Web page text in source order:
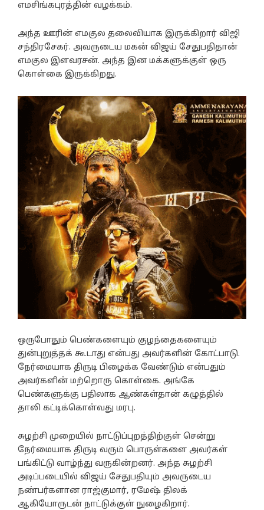
எமசிங்கபுரத்தின் வழக்கம்.
அந்த ஊரின் எமகுல தலைவியாக இருக்கிறார் விஜி
சந்திரசேகர். அவருடைய மகன் விஜய் சேதுபதிதான்
எமகுல இளவரசன். அந்த இன மக்களுக்குள் ஒரு
கொள்கை இருக்கிறது.
ஒருபோதும் பெண்களையும் குழந்தைகளையும்
துன்புறுத்தக் கூடாது என்பது அவர்களின் கோட்பாடு.
நேர்மையாக திருடி பிழைக்க வேண்டும் என்பதும்
அவர்களின் மற்றொரு கொள்கை. அங்கே
பெண்களுக்கு பதிலாக ஆண்கள்தான் கழுத்தில்
தாலி கட்டிக்கொள்வது மரபு.
சுழற்சி முறையில் நாட்டுப்புறத்திற்குள் சென்று
நேர்மையாக திருடி வரும் பொருள்களை அவர்கள்
பங்கிட்டு வாழ்ந்து வருகின்றனர். அந்த சுழற்சி
அடிப்படையில் விஜய் சேதுபதியும் அவருடைய
நண்பர்களான ராஜ்குமார், ரமேஷ் திலக்
ஆகியோருடன் நாட்டுக்குள் நுழைகிறார்.